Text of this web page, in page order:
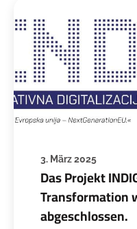
Das Projekt
Transformation
abgeschlossen.
3. März 2025